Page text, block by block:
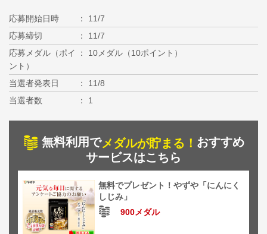
応募開始日時
11/7
応募締切
11/7
応募メダル（ポイ
ント）
10メダル（10ポイント）
当選者発表日
11/8
当選者数
1
無料利用でメダルが貯まる！ おすすめ
サービスはこちら
無料でプレゼント！やずや「にんにく
しじみ」
900メダル